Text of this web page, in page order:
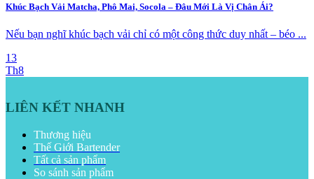
Khúc Bạch Vải Matcha, Phô Mai, Socola – Đâu Mới Là Vị Chân Ái?
Nếu bạn nghĩ khúc bạch vải chỉ có một công thức duy nhất – béo ...
13
Th8
LIÊN KẾT NHANH
Thương hiệu
Thế Giới Bartender
Tất cả sản phẩm
So sánh sản phẩm